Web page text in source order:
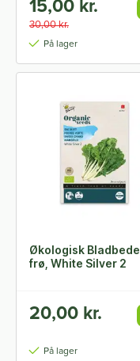
15,00 kr.
30,00 kr.
På lager
Økologisk Bladbede
frø, White Silver 2
20,00 kr.
På lager